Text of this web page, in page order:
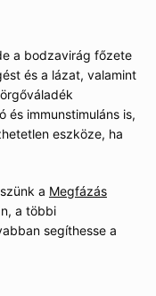
a bodzavirág főzete
és a lázat, valamint
és immunstimuláns is,
eszköze, ha
a Megfázás
a többi
segíthesse a